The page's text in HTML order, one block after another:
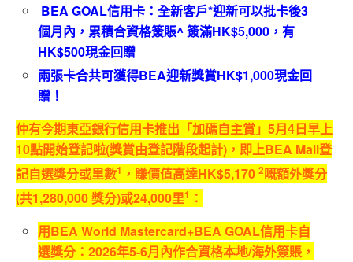
BEA GOAL信用卡：全新客戶*迎新可以批卡後3
個月內，累積合資格簽賬^ 簽滿HK$5,000，有
HK$500現金回贈
兩張卡合共可獲得BEA迎新獎賞HK$1,000現金回
贈！
仲有今期東亞銀行信用卡推出「加碼自主賞」 5月4日早上
10點開始登記啦(獎賞由登記階段起計) ，即上BEA Mall登
記自選獎分或里數1 ，賺價值高達HK$5,170 2嘅額外獎分
(共1,280,000獎分)或24,000里1 ：
用BEA World Mastercard+BEA GOAL信用卡自
選獎分：2026年5-6月內作合資格本地/海外簽賬，